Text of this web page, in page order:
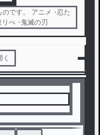
です。 アニメ ･忍た
べ ･鬼滅の刃